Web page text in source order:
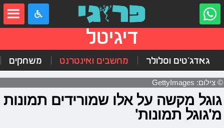
דיגיטל
גאדג'טים וסלולר מחשבים ואינטרנט משחקים
© צילום: GettyImages
גוגל מקשה על אלו שמורידים תמונות
מ'גוגל תמונות'